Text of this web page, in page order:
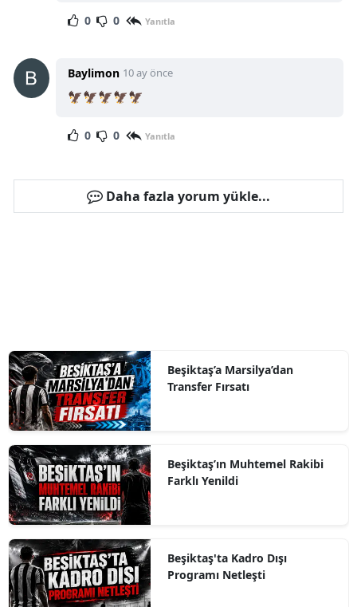
0 0 Yanıtla
Baylimon 10 ay önce
🦅🦅🦅🦅🦅
0 0 Yanıtla
Daha fazla yorum yükle...
Beşiktaş’a Marsilya’dan
Transfer Fırsatı
Beşiktaş’ın Muhtemel Rakibi
Farklı Yenildi
Beşiktaş'ta Kadro Dışı
Programı Netleşti